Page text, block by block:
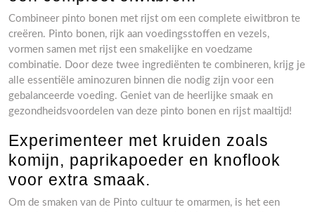
Combineer pinto bonen met rijst om een complete eiwitbron te
creëren. Pinto bonen, rijk aan voedingsstoffen en vezels,
vormen samen met rijst een smakelijke en voedzame
combinatie. Door deze twee ingrediënten te combineren, krijg je
alle essentiële aminozuren binnen die nodig zijn voor een
gebalanceerde voeding. Geniet van de heerlijke smaak en
gezondheidsvoordelen van deze pinto bonen en rijst maaltijd!
Experimenteer met kruiden zoals
komijn, paprikapoeder en knoflook
voor extra smaak.
Om de smaken van de Pinto cultuur te omarmen, is het een